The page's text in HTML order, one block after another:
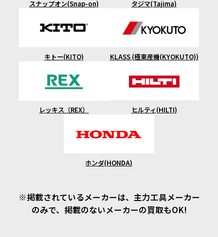
スナップオン(Snap-on) タジマ(Tajima)
キトー(KITO) KLASS (極東産機(KYOKUTO))
レッキス（REX） ヒルティ(HILTI)
ホンダ(HONDA)
※掲載されているメーカーは、主力工具メーカー
のみで、掲載のないメーカーの買取もOK!